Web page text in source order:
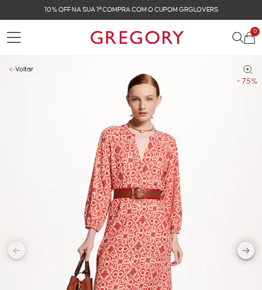
10% OFF NA SUA 1ª COMPRA COM O CUPOM GRGLOVERS
0
- 75%
Voltar